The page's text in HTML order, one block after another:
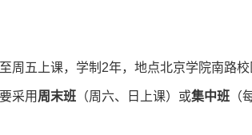
周五上课，学制2年，地点北京学院南路校
采用 周末班 （周六、日上课）或集中班 （